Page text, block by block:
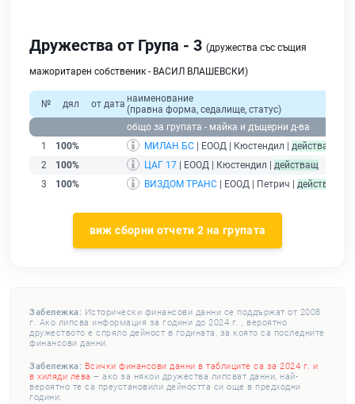
Дружества от Група - 3 (дружества със същия
мажоритарен собственик - ВАСИЛ ВЛАШЕВСКИ)
№ дял от дата наименование
(правна форма, седалище, статус)
общо за групата - майка и дъщерни д-ва
1
100% МИЛАН БС | ЕООД | Кюстендил | действащ
2
100% ЦАГ 17 | ЕООД | Кюстендил | действащ
3
100% ВИЗДОМ ТРАНС | ЕООД | Петрич | действащ
виж сборни отчети 2 на групата
Забележка: Исторически финансови данни се поддържат от 2008
г. Ако липсва информация за години до 2024 г. , вероятно
дружеството е спряло дейност в годината, за която са последните
финансови данни.
Забележка: Всички финансови данни в таблиците са за 2024 г. и
в хиляди лева – ако за някои дружества липсват данни, най-
вероятно те са преустановили дейността си още в предходни
години.